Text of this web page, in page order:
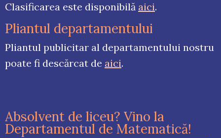
Clasificarea este disponibilă aici.
Pliantul departamentului
Pliantul publicitar al departamentului nostru
poate fi descărcat de aici.
Absolvent de liceu? Vino la
Departamentul de Matematică!